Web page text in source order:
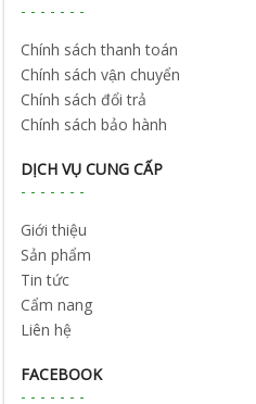
Chính sách thanh toán
Chính sách vận chuyển
Chính sách đổi trả
Chính sách bảo hành
DỊCH VỤ CUNG CẤP
Giới thiệu
Sản phẩm
Tin tức
Cẩm nang
Liên hệ
FACEBOOK